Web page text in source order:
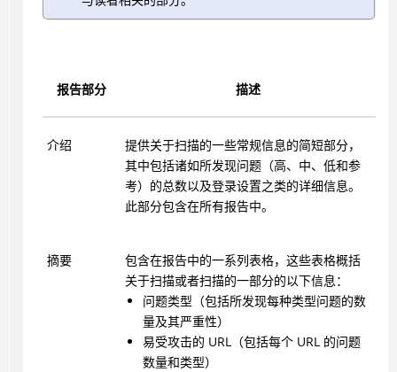
报告部分 描述
介绍
提供关于扫描的一些常规信息的简短部分，
其中包括诸如所发现问题（高、中、低和参
考）的总数以及登录设置之类的详细信息。
此部分包含在所有报告中。
摘要
包含在报告中的一系列表格，这些表格概括
关于扫描或者扫描的一部分的以下信息：
问题类型（包括所发现每种类型问题的数
量及其严重性）
易受攻击的 URL（包括每个 URL 的问题
数量和类型）